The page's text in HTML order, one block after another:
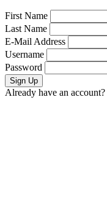
First Name
Last Name
E-Mail Address
Username
Password
Already have an account?